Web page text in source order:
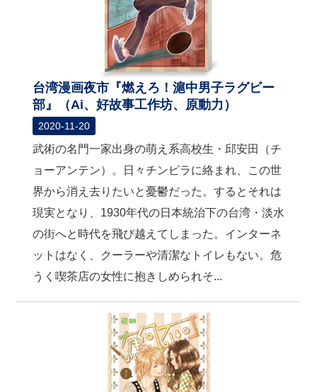
台湾漫画夜市『燃えろ！滬中男子ラグビー
部』（Ai、好故事工作坊、原動力）
2020-11-20
武術の名門一家出身の萌え系高校生・邱安田（チ
ョーアンテン）。日々チンピラに絡まれ、この世
界から消え去りたいと憂鬱だった。するとそれは
現実となり、1930年代の日本統治下の台湾・淡水
の街へと時代を飛び越えてしまった。インターネ
ットはなく、クーラーや清潔なトイレもない。危
うく喫茶店の女性に抱きしめられそ...